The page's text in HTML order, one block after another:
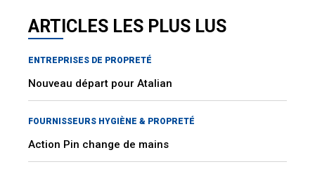
ARTICLES LES PLUS LUS
ENTREPRISES DE PROPRETÉ
Nouveau départ pour Atalian
FOURNISSEURS HYGIÈNE & PROPRETÉ
Action Pin change de mains